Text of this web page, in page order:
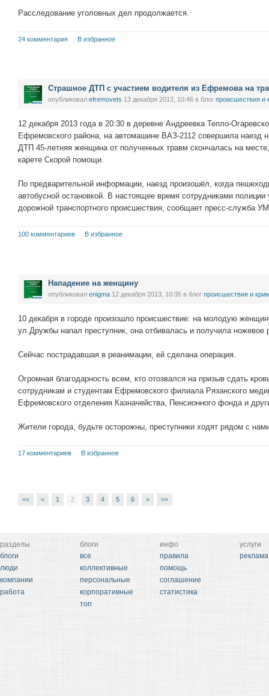
Расследование уголовных дел продолжается.
24 комментария В избранное
Страшное ДТП с участием водителя из Ефремова на
опубликовал efremovets 13 декабря 2013, 10:46 в блог проиcшествия и
12 декабря 2013 года в 20:30 в деревне Андреевка Тепло-
Ефремовского района, на автомашине ВАЗ-2112 совершила наезд
ДТП 45-летняя женщина от полученных травм скончалась на
карете Скорой помощи.
По предварительной информации, наезд произошёл, когда
автобусной остановкой. В настоящее время сотрудниками полиции
дорожной транспортного происшествия, сообщает пресс-служба
100 комментариев В избранное
Нападение на женщину
опубликовал enigma 12 декабря 2013, 10:35 в блог проиcшествия и
10 декабря в городе произошло происшествие: на молодую
ул.Дружбы напал преступник, она отбивалась и получила ножевое
Сейчас пострадавшая в реанимации, ей сделана операция.
Огромная благодарность всем, кто отозвался на призыв сдать
сотрудникам и студентам Ефремовского филиала Рязанского
Ефремовского отделения Казначейства, Пенсионного фонда и
Жители города, будьте осторожны, преступники ходят рядом с
17 комментариев В избранное
<< < 1 2 3 4 5 6 > >>
разделы
блоги
люди
компании
работа
блоги
все
коллективные
персональные
корпоративные
топ
инфо
правила
помощь
соглашение
статистика
услуги
реклама